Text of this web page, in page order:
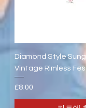
Diamond Style
Vintage Rimless
가격
£8.00